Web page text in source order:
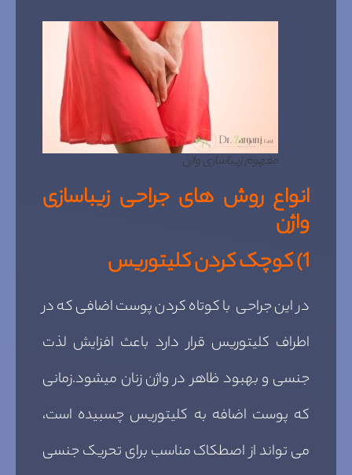
مفهوم زیباسازی واژن
انواع روش های جراحی زیباسازی
واژن
1) کوچک کردن کلیتوریس
در این جراحی با کوتاه کردن پوست اضافی که در
اطراف کلیتوریس قرار دارد باعث افزایش لذت
جنسی و بهبود ظاهر در واژن زنان میشود.زمانی
که پوست اضافه به کلیتوریس چسبیده است،
می تواند از اصطکاک مناسب برای تحریک جنسی